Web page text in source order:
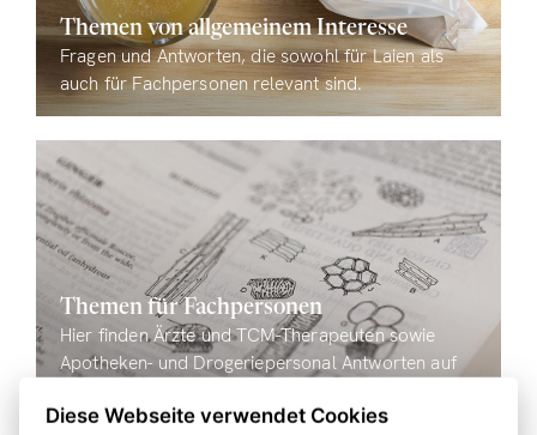
Themen von allgemeinem Interesse
Fragen und Antworten, die sowohl für Laien als
auch für Fachpersonen relevant sind.
Themen für Fachpersonen
Hier finden Ärzte und TCM-Therapeuten sowie
Apotheken- und Drogeriepersonal Antworten auf
Diese Webseite verwendet Cookies